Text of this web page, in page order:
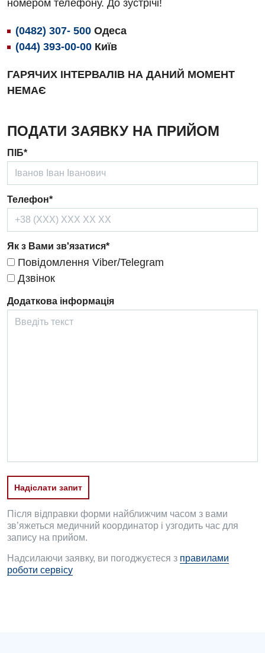
Гастроентерологія
Гінекологічне відділення
Дерматовенерологія
Дієтологія
Ендокринологія
Кардіологія
Кардіохірургія
Мамологія
Медична психологія
Неврологія
Нейрохірургія
Пульмонологія
Ревматологія
Судинна хірургія
Терапевтичне відділення
Терапія
номером телефону. До зустрічі!
(0482) 307- 500 Одеса
(044) 393-00-00 Київ
ГАРЯЧИХ ІНТЕРВАЛІВ НА ДАНИЙ МОМЕНТ
НЕМАЄ
ПОДАТИ ЗАЯВКУ НА ПРИЙОМ
ПІБ*
Телефон*
Як з Вами зв'язатися*
Повідомлення Viber/Telegram
Дзвінок
Додаткова інформація
Надіслати запит
Після відправки форми найближчим часом з вами
зв’яжеться медичний координатор і узгодить час для
запису на прийом.
Надсилаючи заявку, ви погоджуєтеся з правилами
роботи сервісу